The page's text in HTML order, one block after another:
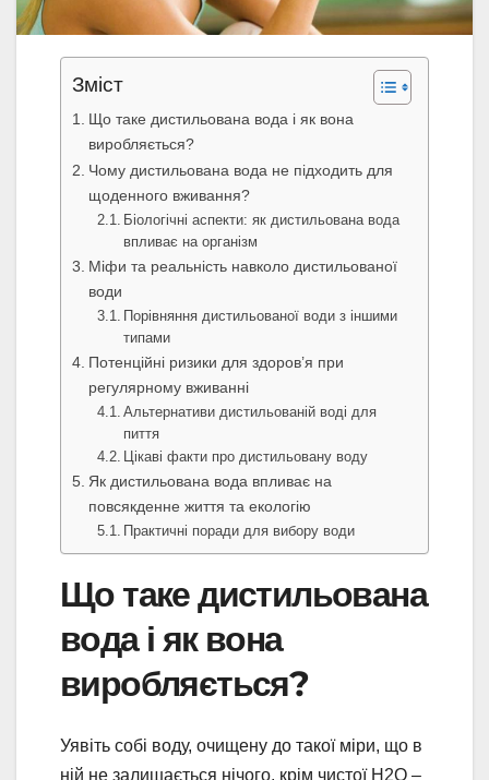
Зміст
Що таке дистильована вода і як вона
виробляється?
Чому дистильована вода не підходить для
щоденного вживання?
Біологічні аспекти: як дистильована вода
впливає на організм
Міфи та реальність навколо дистильованої
води
Порівняння дистильованої води з іншими
типами
Потенційні ризики для здоров’я при
регулярному вживанні
Альтернативи дистильованій воді для
пиття
Цікаві факти про дистильовану воду
Як дистильована вода впливає на
повсякденне життя та екологію
Практичні поради для вибору води
Що таке дистильована
вода і як вона
виробляється?
Уявіть собі воду, очищену до такої міри, що в
ній не залишається нічого, крім чистої H2O –